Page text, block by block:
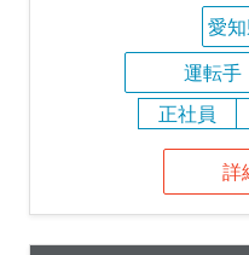
愛
運転手
正社員
詳